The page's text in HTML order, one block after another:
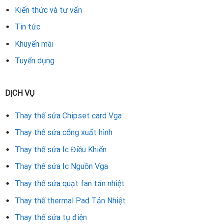
Kiến thức và tư vấn
Tin tức
Khuyến mãi
Tuyển dụng
DỊCH VỤ
Thay thế sửa Chipset card Vga
Thay thế sửa cổng xuất hình
Thay thế sửa Ic Điều Khiển
Thay thế sửa Ic Nguồn Vga
Thay thế sửa quạt fan tản nhiệt
Thay thế thermal Pad Tản Nhiệt
Thay thế sửa tụ điện